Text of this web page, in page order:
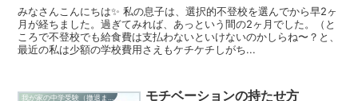
みなさんこんにちは✨ 私の息子は、選択的不登校を選んでから早2ヶ
月が経ちました。過ぎてみれば、あっという間の2ヶ月でした。（と
ころで不登校でも給食費は支払わないといけないのかしらね〜？と、
最近の私は少額の学校費用さえもケチケチしがち...
我が家の中学受験（撤退まで） モチベーションの持たせ方